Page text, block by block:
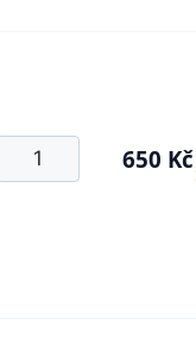
650 Kč